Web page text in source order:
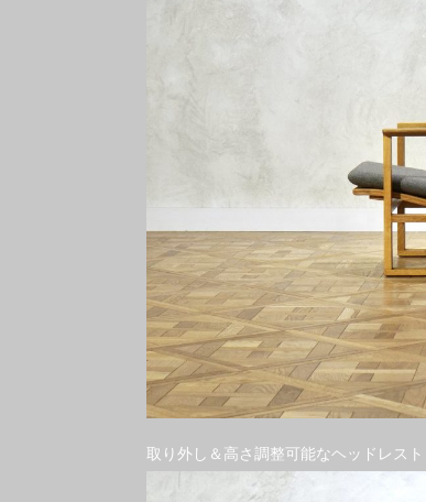
取り外し＆高さ調整可能なヘッドレス